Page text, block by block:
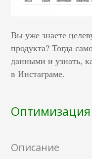
Вы уже знаете
продукта? Тогда
данными и узнать,
в Инстаграме.
Описание